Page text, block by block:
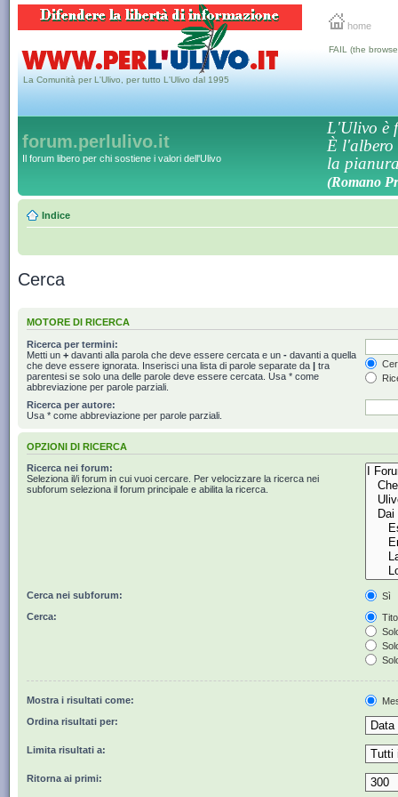
home
La Comunità per L'Ulivo, per tutto L'Ulivo dal 1995
FAIL (the
forum.perlulivo.it
Il forum libero per chi sostiene i valori dell'Ulivo
L'Ulivo è
È l'albero
la
(Romano
Indice
Cerca
MOTORE DI RICERCA
Ricerca per termini:
Metti un + davanti alla parola che deve essere cercata e un - davanti a quella
che deve essere ignorata. Inserisci una lista di parole separate da | tra
parentesi se solo una delle parole deve essere cercata. Usa * come
abbreviazione per parole parziali.
Ricerca per autore:
Usa * come abbreviazione per parole parziali.
OPZIONI DI RICERCA
Ricerca nei forum:
Seleziona il/i forum in cui vuoi cercare. Per velocizzare la ricerca nei
subforum seleziona il forum principale e abilita la ricerca.
Cerca nei subforum:
Sì
Cerca:
Mostra i risultati come:
Ordina risultati per:
Limita risultati a:
Ritorna ai primi: